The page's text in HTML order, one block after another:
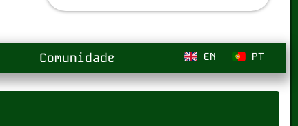
Comunidade PT
EN